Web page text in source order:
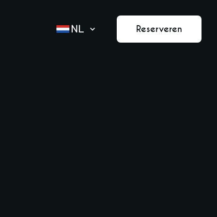
NL Reserveren